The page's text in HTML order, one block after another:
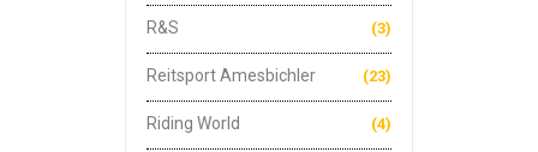
R&S (3)
Reitsport Amesbichler (23)
Riding World (4)